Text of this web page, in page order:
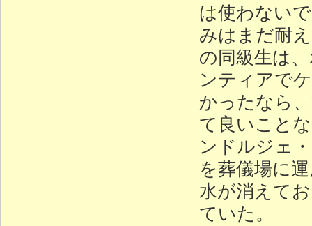
は使わない
みはまだ耐
の同級生は
ンティアで
かったなら
て良いこと
ンドルジェ
を葬儀場に
水が消えて
ていた。